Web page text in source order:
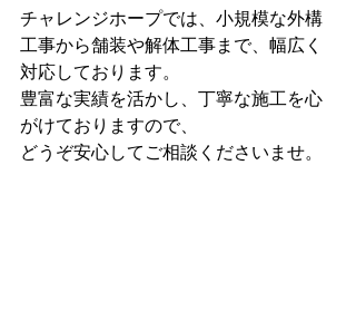
チャレンジホープでは、小規模な外構
工事から舗装や解体工事まで、幅広く
対応しております。
豊富な実績を活かし、丁寧な施工を心
がけておりますので、
どうぞ安心してご相談くださいませ。